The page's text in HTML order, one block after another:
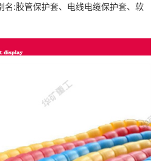
名:胶管保护套、电线电缆保护套、软